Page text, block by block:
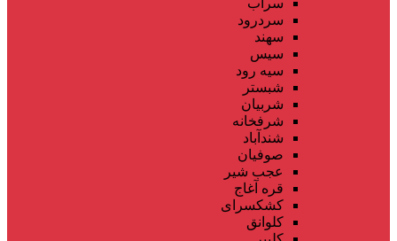
سردرود
سهند
سیس
سیه رود
شبستر
شربیان
شرفخانه
شندآباد
صوفیان
عجب شیر
قره آغاج
کشکسرای
کلوانق